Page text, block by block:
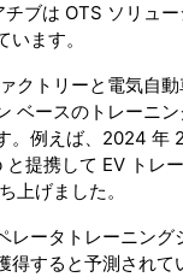
ブは OTS ソリュ
ます。
クトリーと電気自
ベースのトレーニ
。例えば、2024 年
提携して EV トレ
上げました。
レータトレーニング
得すると予測されて